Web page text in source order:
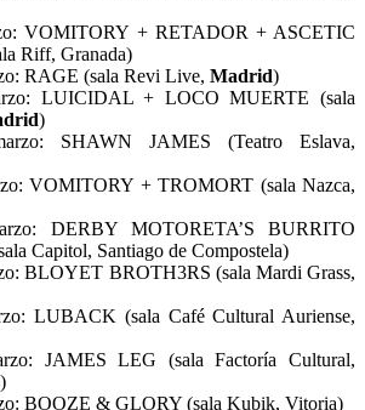
VOMITORY + RETADOR + ASCETIC
Riff, Granada)
RAGE (sala Revi Live, Madrid)
LUICIDAL + LOCO MUERTE (sala
)
SHAWN JAMES (Teatro Eslava,
VOMITORY + TROMORT (sala Nazca,
DERBY MOTORETA’S BURRITO
Capitol, Santiago de Compostela)
BLOYET BROTH3RS (sala Mardi Grass,
LUBACK (sala Café Cultural Auriense,
JAMES LEG (sala Factoría Cultural,
BOOZE & GLORY (sala Kubik, Vitoria)